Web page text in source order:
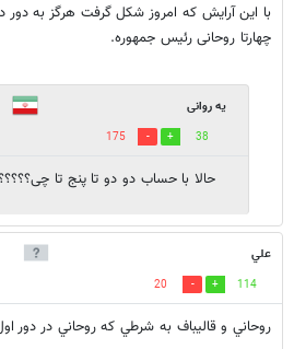
با این آرایش که امروز شکل گرفت هرگز به
چهارتا روحانی رئیس جمهوره.
یه روانی
38
175
حالا با حساب دو دو تا پنج تا
علي
114
20
روحاني و قاليباف به شرطي كه روحاني در دور